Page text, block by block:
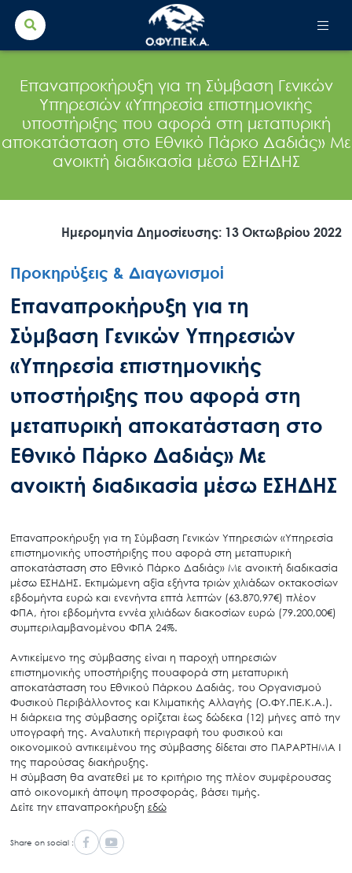
Search
for:
Επαναπροκήρυξη για τη Σύμβαση Γενικών
Υπηρεσιών «Υπηρεσία επιστημονικής
υποστήριξης που αφορά στη μεταπυρική
αποκατάσταση στο Εθνικό Πάρκο Δαδιάς» Με
ανοικτή διαδικασία μέσω ΕΣΗΔΗΣ
Ημερομηνία Δημοσίευσης: 13 Οκτωβρίου 2022
Προκηρύξεις & Διαγωνισμοί
Επαναπροκήρυξη για τη
Σύμβαση Γενικών Υπηρεσιών
«Υπηρεσία επιστημονικής
υποστήριξης που αφορά στη
μεταπυρική αποκατάσταση στο
Εθνικό Πάρκο Δαδιάς» Με
ανοικτή διαδικασία μέσω ΕΣΗΔΗΣ
Επαναπροκήρυξη για τη Σύμβαση Γενικών Υπηρεσιών «Υπηρεσία
επιστημονικής υποστήριξης που αφορά στη μεταπυρική
αποκατάσταση στο Εθνικό Πάρκο Δαδιάς» Με ανοικτή διαδικασία
μέσω ΕΣΗΔΗΣ. Εκτιμώμενη αξία εξήντα τριών χιλιάδων οκτακοσίων
εβδομήντα ευρώ και ενενήντα επτά λεπτών (63.870,97€) πλέον
ΦΠΑ, ήτοι εβδομήντα εννέα χιλιάδων διακοσίων ευρώ (79.200,00€)
συμπεριλαμβανομένου ΦΠΑ 24%.
Αντικείμενο της σύμβασης είναι η παροχή υπηρεσιών
επιστημονικής υποστήριξης πουαφορά στη μεταπυρική
αποκατάσταση του Εθνικού Πάρκου Δαδιάς, του Οργανισμού
Φυσικού Περιβάλλοντος και Κλιματικής Αλλαγής (Ο.ΦΥ.ΠΕ.Κ.Α.).
Η διάρκεια της σύμβασης ορίζεται έως δώδεκα (12) μήνες από την
υπογραφή της. Αναλυτική περιγραφή του φυσικού και
οικονομικού αντικειμένου της σύμβασης δίδεται στο ΠΑΡΑΡΤΗΜΑ Ι
της παρούσας διακήρυξης.
Η σύμβαση θα ανατεθεί με το κριτήριο της πλέον συμφέρουσας
από οικονομική άποψη προσφοράς, βάσει τιμής.
Δείτε την επαναπροκήρυξη εδώ
Share on social :